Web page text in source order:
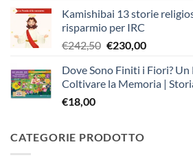
Kamishibai 13 storie
risparmio per IRC
€242,50 Il
originale
era:
€230,00Il
attuale
è:
Dove Sono Finiti i Fiori? Un
Coltivare la Memoria |
€18,00
CATEGORIE PRODOTTO